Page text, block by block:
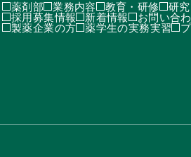
薬剤部 業務内容 教育・研修 研
採用募集情報
新着情報 お問い合
製薬企業の方
薬学生の実務実習